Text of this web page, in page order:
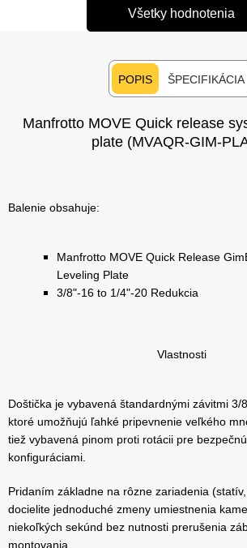
Všetky hodnotenia
POPIS ŠPECIFIKÁCIA
Manfrotto MOVE Quick release
plate (MVAQR-GIM-
Balenie obsahuje:
Manfrotto MOVE Quick Release
Leveling Plate
3/8"-16 to 1/4"-20 Redukcia
Vlastnosti
Doštička je vybavená štandardnými závitmi 3/
ktoré umožňujú ľahké pripevnenie veľkého
tiež vybavená pinom proti rotácii pre
konfiguráciami.
Pridaním základne na rôzne zariadenia
docielite jednoduché zmeny umiestnenia
niekoľkých sekúnd bez nutnosti prerušenia
montovania.